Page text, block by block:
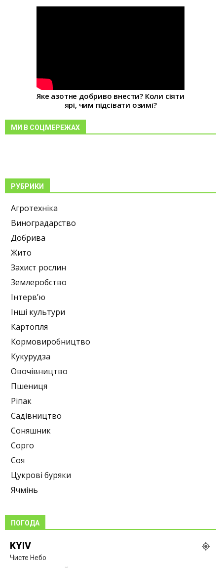
Яке азотне добриво внести? Коли сіяти
ярі, чим підсівати озимі?
МИ В СОЦМЕРЕЖАХ
РУБРИКИ
Агротехніка
Виноградарство
Добрива
Жито
Захист рослин
Землеробство
Інтерв’ю
Інші культури
Картопля
Кормовиробництво
Кукурудза
Овочівництво
Пшениця
Ріпак
Садівництво
Соняшник
Сорго
Соя
Цукрові буряки
Ячмінь
ПОГОДА
KYIV
Чисте Небо